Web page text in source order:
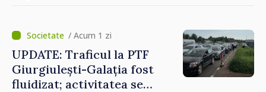
/ Acum 1 zi
UPDATE: Traficul la PTF
Giurgiulești-Galația fost
fluidizat; activitatea se